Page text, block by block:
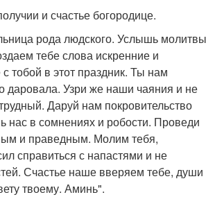
и счастье богородице.
рода людского. Услышь молитвы
тебе слова искренние и
тобой в этот праздник. Ты нам
даровала. Узри же наши чаяния и не
Даруй нам покровительство
нас в сомнениях и робости. Проведи
и праведным. Молим тебя,
справиться с напастями и не
Счастье наше вверяем тебе, души
твоему. Аминь".